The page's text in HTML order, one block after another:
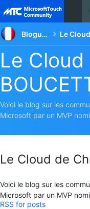
Blogueurs Le Cloud de
Le
Voici le blog sur les
Microsoft par un MVP
Le Cloud de
Voici le blog sur les
Microsoft par un MVP
RSS for posts